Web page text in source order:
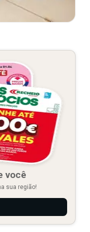
você
sua região!